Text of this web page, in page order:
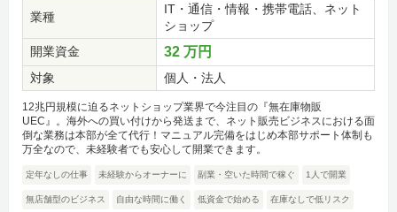
業種
IT・通信・情報・携帯電話、ネット
ショップ
開業資金
32 万円
対象 個人・法人
12兆円規模に迫るネットショップ業界で今注目の『無在庫物販
UEC』。海外への買い付けから発送まで、ネット販売ビジネスにおける面
倒な業務は本部が全て代行！マニュアル完備をはじめ本部サポート体制も
万全なので、未経験者でも安心して開業できます。
定年なしの仕事 未経験からオーナーに 副業・空いた時間で稼ぐ 1人で開業
無店舗型のビジネス 自由な時間に働く 低資金で始める 在庫なしで低リスク